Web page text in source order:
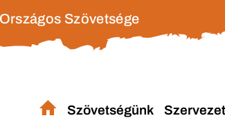
Szövetsége
Szövetségünk